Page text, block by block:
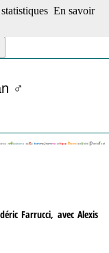
♂
Farrucci, avec Alexis
En savoir